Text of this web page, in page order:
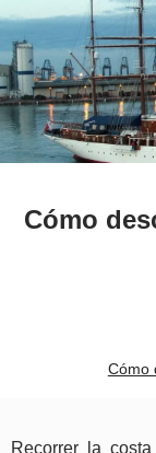
Cómo
Cómo
Recorrer la